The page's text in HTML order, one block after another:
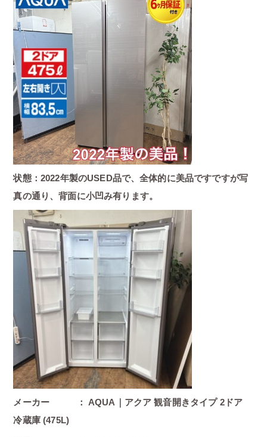
状態：2022年製のUSED品で、全体的に美品ですですが写
真の通り、背面に小凹み有ります。
メーカー ： AQUA｜アクア 観音開きタイプ 2ドア
冷蔵庫 (475L)